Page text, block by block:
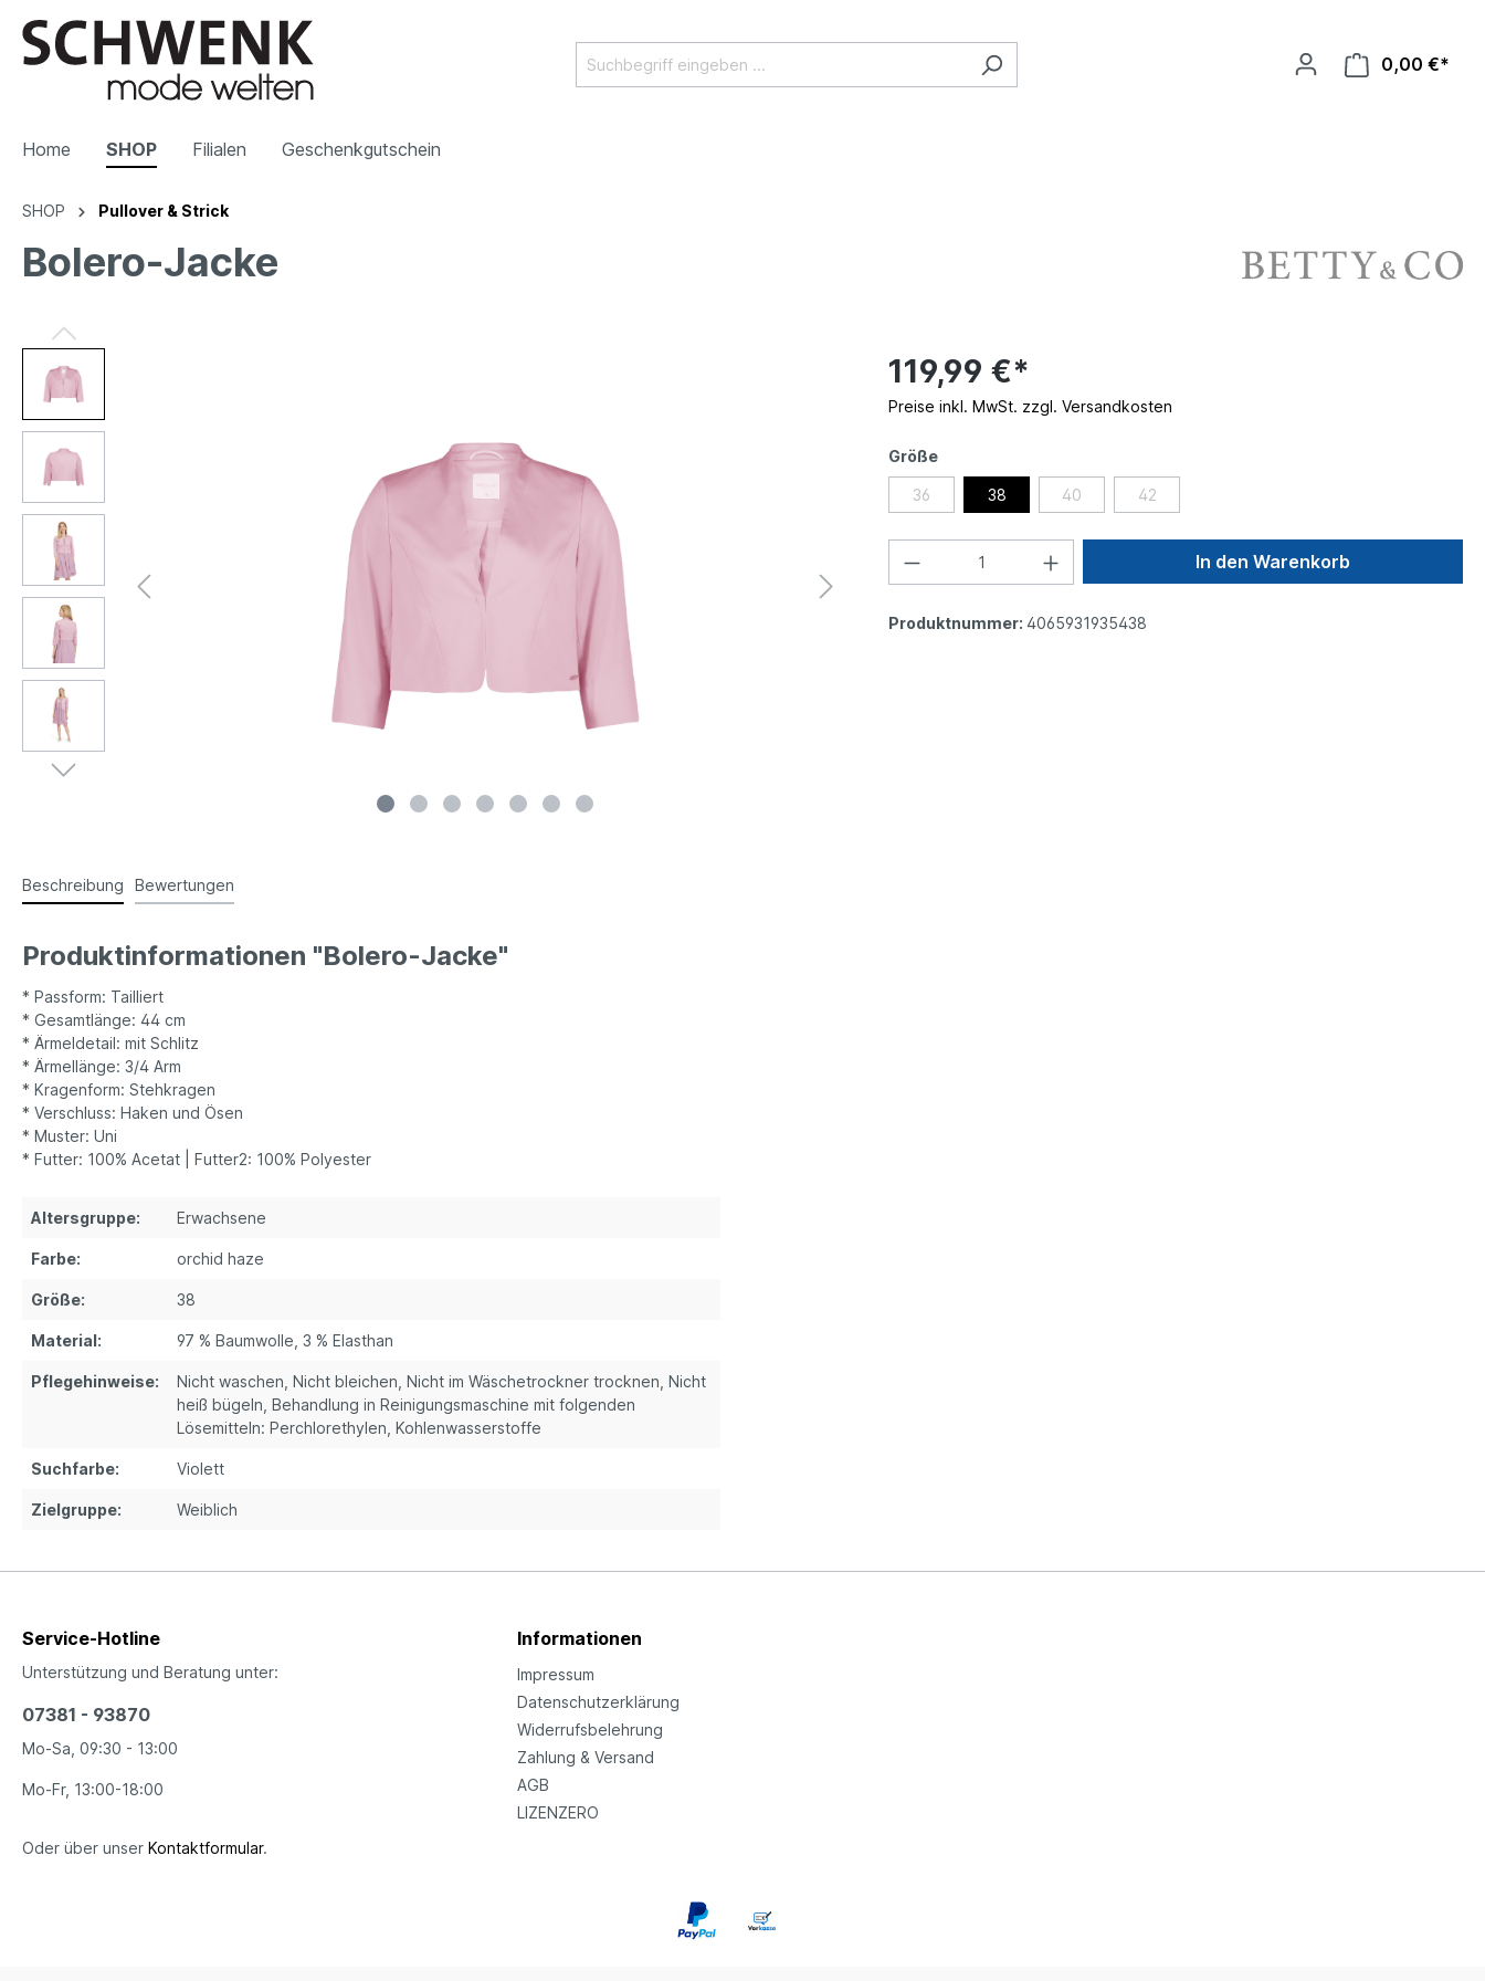
0,00 €*
Home SHOP Filialen Geschenkgutschein
SHOP Pullover & Strick
Bolero-Jacke
119,99 €*
Preise inkl. MwSt. zzgl. Versandkosten
Größe
36 38 40 42
In den Warenkorb
Produktnummer: 4065931935438
Beschreibung Bewertungen
Produktinformationen "Bolero-Jacke"
* Passform: Tailliert
* Gesamtlänge: 44 cm
* Ärmeldetail: mit Schlitz
* Ärmellänge: 3/4 Arm
* Kragenform: Stehkragen
* Verschluss: Haken und Ösen
* Muster: Uni
* Futter: 100% Acetat | Futter2: 100% Polyester
Altersgruppe: Erwachsene
Farbe: orchid haze
Größe: 38
Material: 97 % Baumwolle, 3 % Elasthan
Pflegehinweise:
Nicht waschen, Nicht bleichen, Nicht im Wäschetrockner trocknen, Nicht
heiß bügeln, Behandlung in Reinigungsmaschine mit folgenden
Lösemitteln: Perchlorethylen, Kohlenwasserstoffe
Suchfarbe: Violett
Zielgruppe: Weiblich
Service-Hotline
Unterstützung und Beratung unter:
07381 - 93870
Mo-Sa, 09:30 - 13:00
Mo-Fr, 13:00-18:00
Oder über unser Kontaktformular.
Informationen
Impressum
Datenschutzerklärung
Widerrufsbelehrung
Zahlung & Versand
AGB
LIZENZERO